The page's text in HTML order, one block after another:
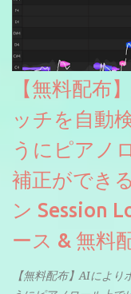
【無料配布
ッチを自動
うにピアノ
補正ができ
ン Session
ース & 無料
【無料配布】AIによ